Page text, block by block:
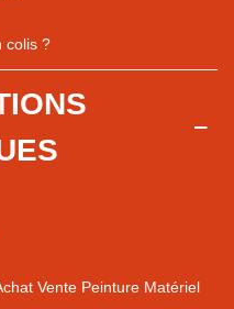
du magasin
vous, Point relais, Retrait magasin
colis ?
Vente Peinture Matériel